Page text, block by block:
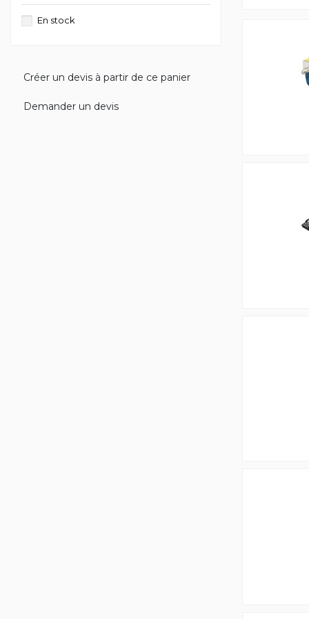
En stock
Créer un devis à partir de ce panier
Demander un devis